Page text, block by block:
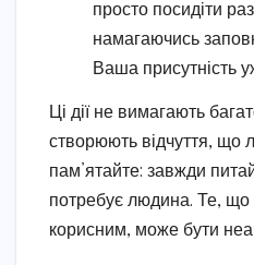
просто посидіти
намагаючись
Ваша присутність
Ці дії не вимагають
створюють відчуття, що
пам’ятайте: завжди
потребує людина. Те, що
корисним, може бути